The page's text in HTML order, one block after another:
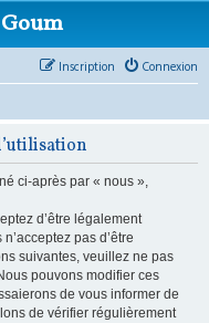
Connexion
Inscription
ci-après par « nous »,
d’être légalement
pas d’être
suivantes, veuillez ne pas
pouvons modifier ces
de vous informer de
de vérifier régulièrement